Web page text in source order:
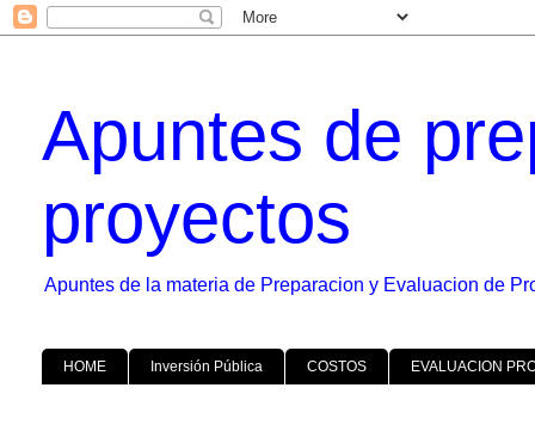
Apuntes de
proyectos
Apuntes de la materia de Preparacion y Evaluacion de
HOME Inversión Pública COSTOS EVALUACION